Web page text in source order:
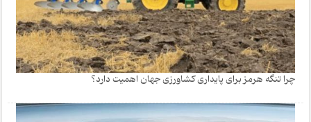
چرا تنگه هرمز برای پایداری کشاورزی جهان اهمیت دارد؟